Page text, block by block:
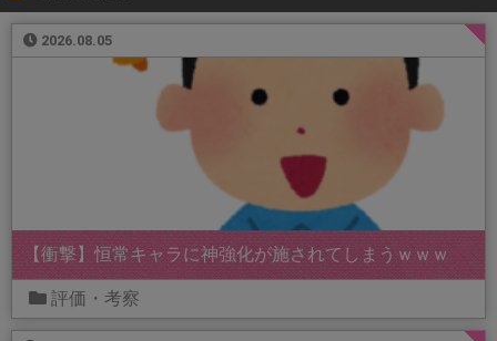
2026.08.05
【衝撃】恒常キャラに神強化が施されてしまうｗｗｗ
評価・考察